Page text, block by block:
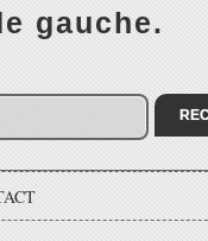
gauche.